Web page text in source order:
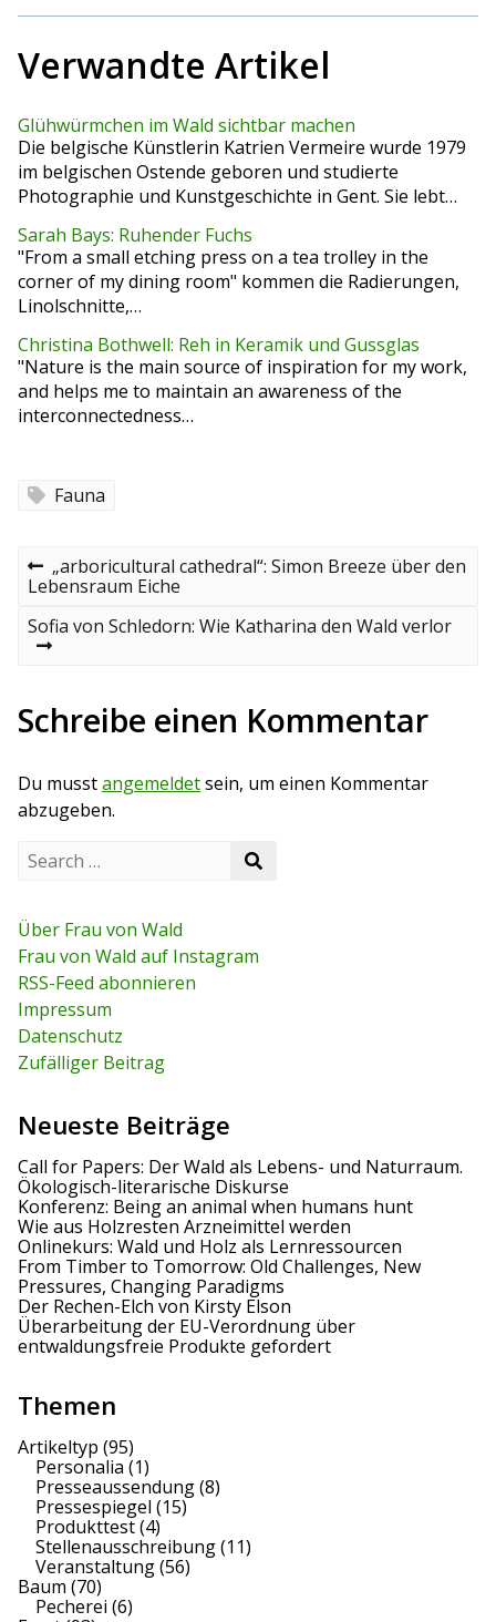
Verwandte Artikel
Glühwürmchen im Wald sichtbar machen
Die belgische Künstlerin Katrien Vermeire wurde 1979
im belgischen Ostende geboren und studierte
Photographie und Kunstgeschichte in Gent. Sie lebt…
Sarah Bays: Ruhender Fuchs
"From a small etching press on a tea trolley in the
corner of my dining room" kommen die Radierungen,
Linolschnitte,…
Christina Bothwell: Reh in Keramik und Gussglas
"Nature is the main source of inspiration for my work,
and helps me to maintain an awareness of the
interconnectedness…
Fauna
B
e
r
a
g
s
n
a
v
i
g
a
t
i
o
n
P
r
v
s
p
t
„arboricultural cathedral“: Simon Breeze über den
Lebensraum Eiche
N
p
o
Sofia von Schledorn: Wie Katharina den Wald verlor
Schreibe einen Kommentar
Du musstangemeldetsein, um einen Kommentar
abzugeben.
c
h
f
o
r
:
Über Frau von Wald
Frau von Wald auf Instagram
RSS-Feed abonnieren
Impressum
Datenschutz
Zufälliger Beitrag
Neueste Beiträge
Call for Papers: Der Wald als Lebens- und Naturraum.
Ökologisch-literarische Diskurse
Konferenz: Being an animal when humans hunt
Wie aus Holzresten Arzneimittel werden
Onlinekurs: Wald und Holz als Lernressourcen
From Timber to Tomorrow: Old Challenges, New
Pressures, Changing Paradigms
Der Rechen-Elch von Kirsty Elson
Überarbeitung der EU-Verordnung über
entwaldungsfreie Produkte gefordert
Themen
Artikeltyp (95)
Personalia (1)
Presseaussendung(8)
Pressespiegel (15)
Produkttest(4)
Stellenausschreibung(11)
Veranstaltung(56)
Baum (70)
Pecherei (6)